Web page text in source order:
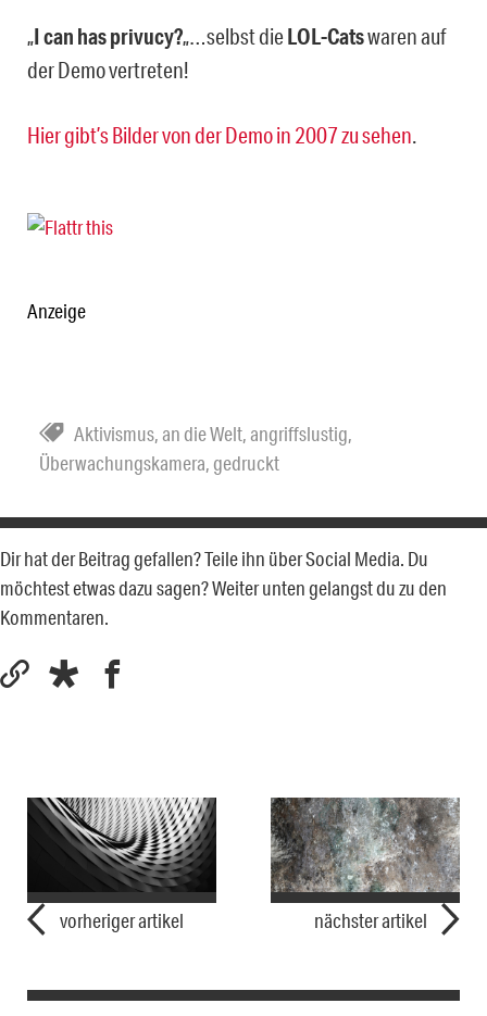
„I can has privucy?„…selbst dieLOL-Catswaren auf
der Demo vertreten!
Hier gibt’s Bilder von der Demo in 2007 zu sehen.
Anzeige
Aktivismus,an die Welt,angriffslustig,
Überwachungskamera, gedruckt
Dir hat der Beitrag gefallen? Teile ihn über Social Media. Du
möchtest etwas dazu sagen? Weiter unten gelangst du zu den
Kommentaren.
vorheriger artikel nächster artikel